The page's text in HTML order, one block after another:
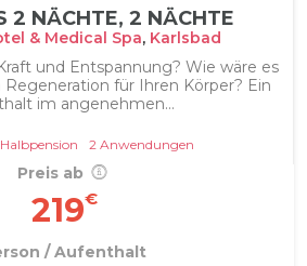
2 NÄCHTE, 2 NÄCHTE
& Medical Spa, Karlsbad
und Entspannung? Wie wäre es
für Ihren Körper? Ein
im angenehmen...
Halbpension 2 Anwendungen
Preis ab
219€
/ Aufenthalt